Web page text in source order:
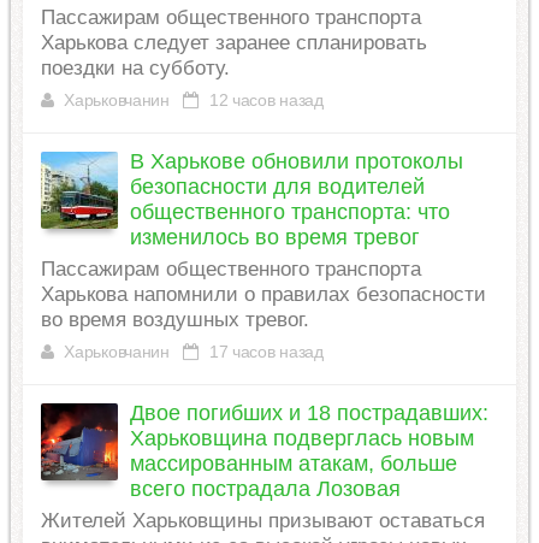
Пассажирам общественного транспорта
Харькова следует заранее спланировать
поездки на субботу.
Харьковчанин 12 часов назад
В Харькове обновили протоколы
безопасности для водителей
общественного транспорта: что
изменилось во время тревог
Пассажирам общественного транспорта
Харькова напомнили о правилах безопасности
во время воздушных тревог.
Харьковчанин 17 часов назад
Двое погибших и 18 пострадавших:
Харьковщина подверглась новым
массированным атакам, больше
всего пострадала Лозовая
Жителей Харьковщины призывают оставаться